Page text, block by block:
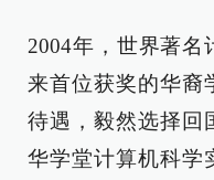
2004年，世界著名
来首位获奖的华裔
待遇，毅然选择回
华学堂计算机科学